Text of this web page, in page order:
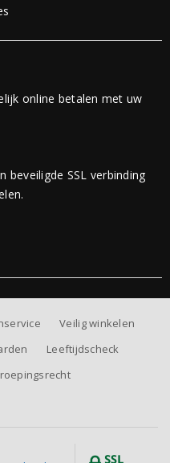
online betalen met uw
beveiligde SSL verbinding
Veilig winkelen
Leeftijdscheck